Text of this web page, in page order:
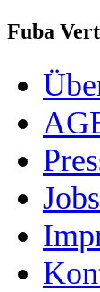
Fuba